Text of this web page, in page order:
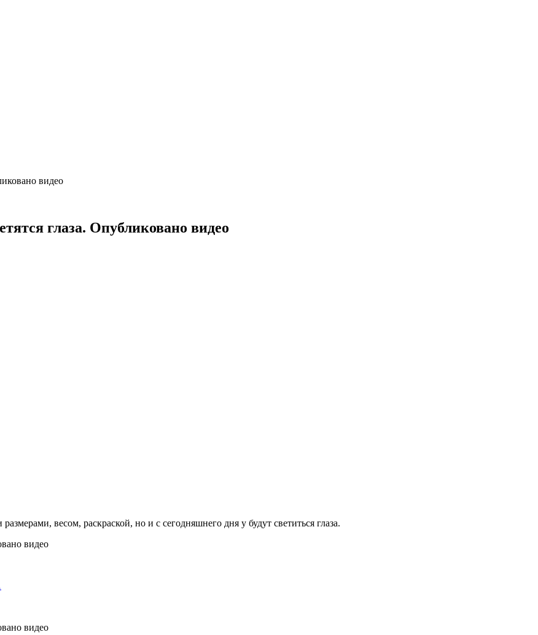
видео
глаза. Опубликовано видео
весом, раскраской, но и с сегодняшнего дня у будут светиться глаза.